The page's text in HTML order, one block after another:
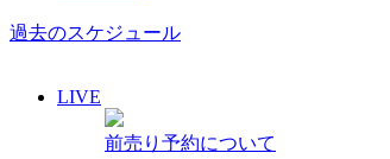
過去のスケジュール
LIVE
前売り予約について